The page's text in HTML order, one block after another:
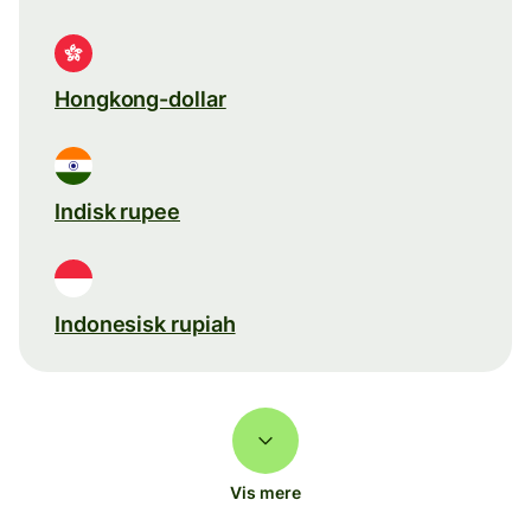
Hongkong-dollar
Indisk rupee
Indonesisk rupiah
Vis mere